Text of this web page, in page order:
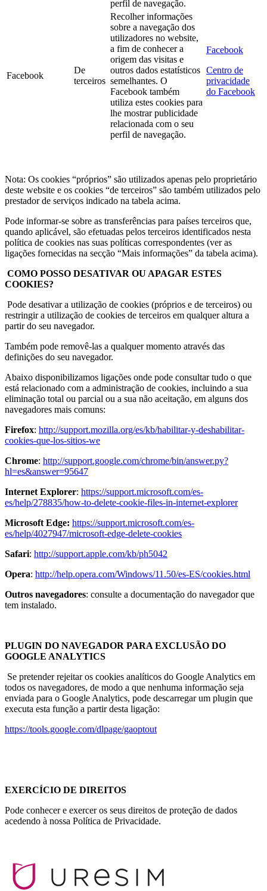
perfil de navegação.
Facebook
De
terceiros
Recolher informações
sobre a navegação dos
utilizadores no website,
a fim de conhecer a
origem das visitas e
outros dados estatísticos
semelhantes. O
Facebook também
utiliza estes cookies para
lhe mostrar publicidade
relacionada com o seu
perfil de navegação.
Facebook
Centro de
privacidade
do Facebook
Nota: Os cookies “próprios” são utilizados apenas pelo proprietário
deste website e os cookies “de terceiros” são também utilizados pelo
prestador de serviços indicado na tabela acima.
Pode informar-se sobre as transferências para países terceiros que,
quando aplicável, são efetuadas pelos terceiros identificados nesta
política de cookies nas suas políticas correspondentes (ver as
ligações fornecidas na secção “Mais informações” da tabela acima).
COMO POSSO DESATIVAR OU APAGAR ESTES
COOKIES?
Pode desativar a utilização de cookies (próprios e de terceiros) ou
restringir a utilização de cookies de terceiros em qualquer altura a
partir do seu navegador.
Também pode removê-las a qualquer momento através das
definições do seu navegador.
Abaixo disponibilizamos ligações onde pode consultar tudo o que
está relacionado com a administração de cookies, incluindo a sua
eliminação total ou parcial ou a sua não aceitação, em alguns dos
navegadores mais comuns:
Firefox: http://support.mozilla.org/es/kb/habilitar-y-deshabilitar-
cookies-que-los-sitios-we
Chrome: http://support.google.com/chrome/bin/answer.py?
hl=es&answer=95647
Internet Explorer: https://support.microsoft.com/es-
es/help/278835/how-to-delete-cookie-files-in-internet-explorer
Microsoft Edge: https://support.microsoft.com/es-
es/help/4027947/microsoft-edge-delete-cookies
Safari: http://support.apple.com/kb/ph5042
Opera: http://help.opera.com/Windows/11.50/es-ES/cookies.html
Outros navegadores: consulte a documentação do navegador que
tem instalado.
PLUGIN DO NAVEGADOR PARA EXCLUSÃO DO
GOOGLE ANALYTICS
Se pretender rejeitar os cookies analíticos do Google Analytics em
todos os navegadores, de modo a que nenhuma informação seja
enviada para o Google Analytics, pode descarregar um plugin que
executa esta função a partir desta ligação:
https://tools.google.com/dlpage/gaoptout
EXERCÍCIO DE DIREITOS
Pode conhecer e exercer os seus direitos de proteção de dados
acedendo à nossa Política de Privacidade.